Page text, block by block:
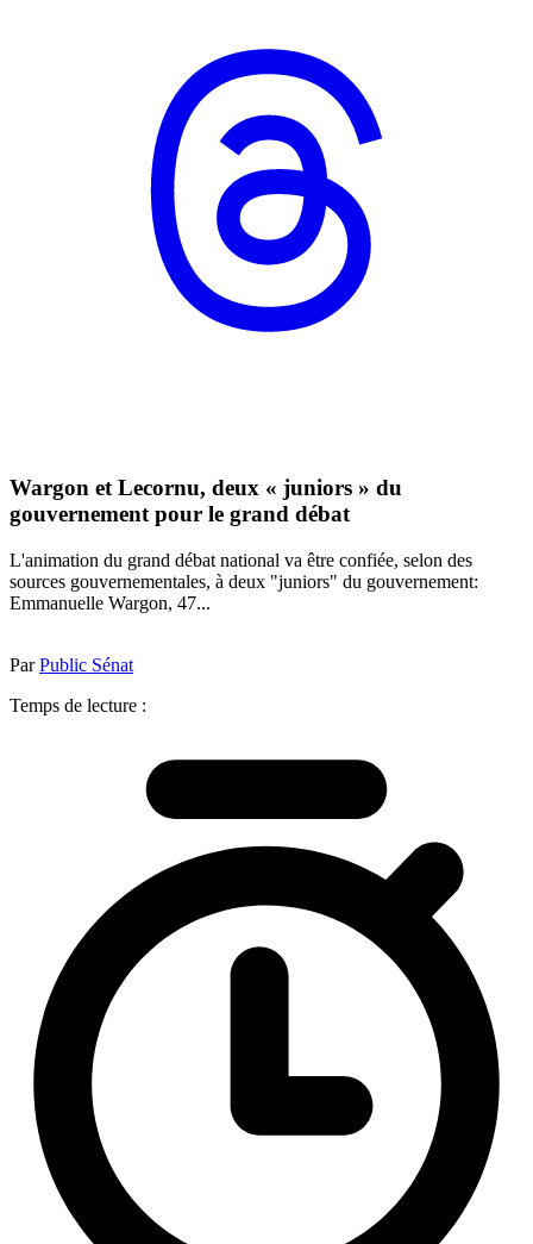
Wargon et Lecornu, deux « juniors » du
gouvernement pour le grand débat
L'animation du grand débat national va être confiée, selon des
sources gouvernementales, à deux "juniors" du gouvernement:
Emmanuelle Wargon, 47...
ParPublic Sénat
Temps de lecture :